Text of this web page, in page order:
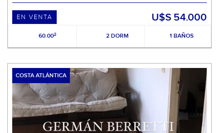
EN VENTA U$S 54.000
60.002 2 DORM 1 BAÑOS
COSTA ATLÁNTICA